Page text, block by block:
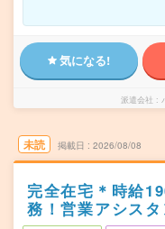
気になる!
派遣会社
未読 掲載日 2026/08/08
完全在宅＊時給
務！営業アシスタ